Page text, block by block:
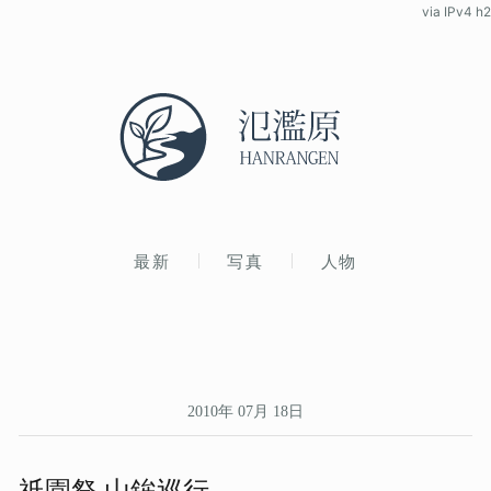
最新 写真 人物
via IPv4 h2
2010年 07月 18日